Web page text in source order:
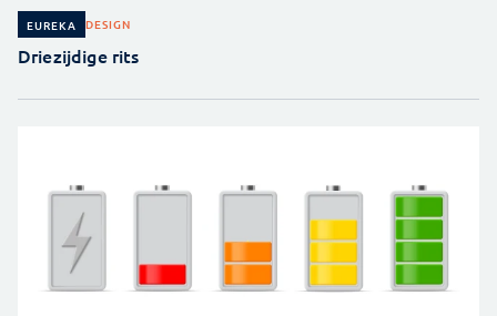
EUREKA DESIGN
Driezijdige rits